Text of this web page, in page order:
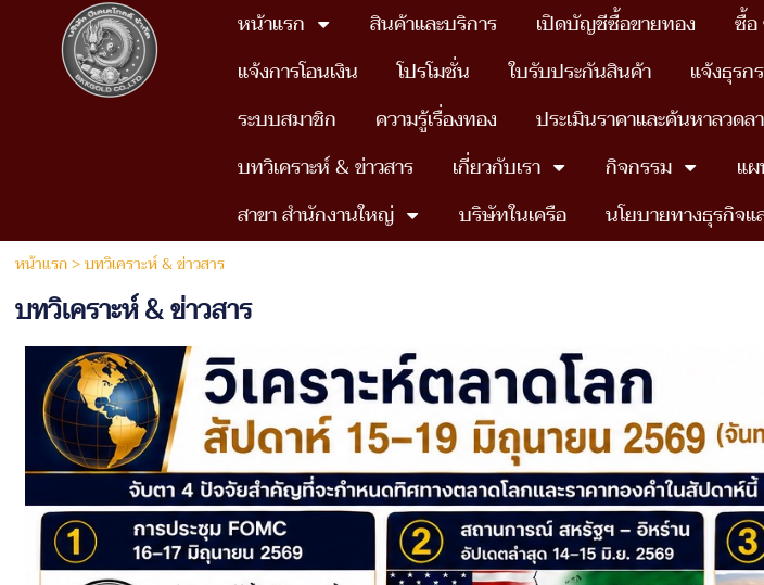
หน้าแรก สินค้าและบริการ เปิดบัญชีซื้อขายทอง ซื้อ
แจ้งการโอนเงิน
โปรโมชั่น ใบรับประกันสินค้า แจ้งธุร
ระบบสมาชิก
ความรู้เรื่องทอง ประเมินราคาและค้นหาลวด
บทวิเคราะห์ & ข่าวสาร
เกี่ยวกับเรา กิจกรรม
แ
สาขา สำนักงานใหญ่
บริษัทในเครือ นโยบายทางธุรกิจ
หน้าแรก>บทวิเคราะห์ & ข่าวสาร
บทวิเคราะห์ & ข่าวสาร